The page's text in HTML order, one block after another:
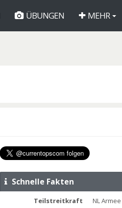
ÜBUNGEN MEHR
Schnelle Fakten
Teilstreitkraft NL Armee